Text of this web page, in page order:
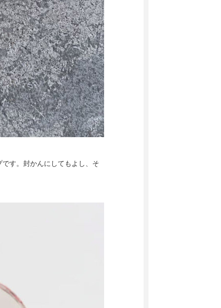
す。封かんにしてもよし、そ